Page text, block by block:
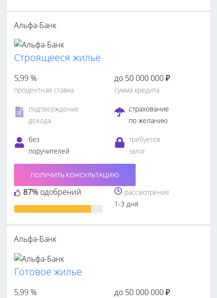
Альфа-Банк
Cтроящееся жилье
5,99 %
процентная ставка
до 50 000 000 ₽
сумма кредита
подтверждение
дохода
страхование
по желанию
без
поручителей
требуется
залог
87% одобрений
ПОЛУЧИТЬ КОНСУЛЬТАЦИЮ
рассмотрение
1-3 дня
Альфа-Банк
Готовое жилье
5,99 % до 50 000 000 ₽